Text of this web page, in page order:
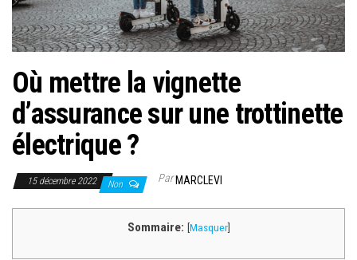
Où mettre la vignette
d’assurance sur une trottinette
électrique ?
15 décembre 2022 Non ParMARCLEVI
Sommaire: [Masquer]